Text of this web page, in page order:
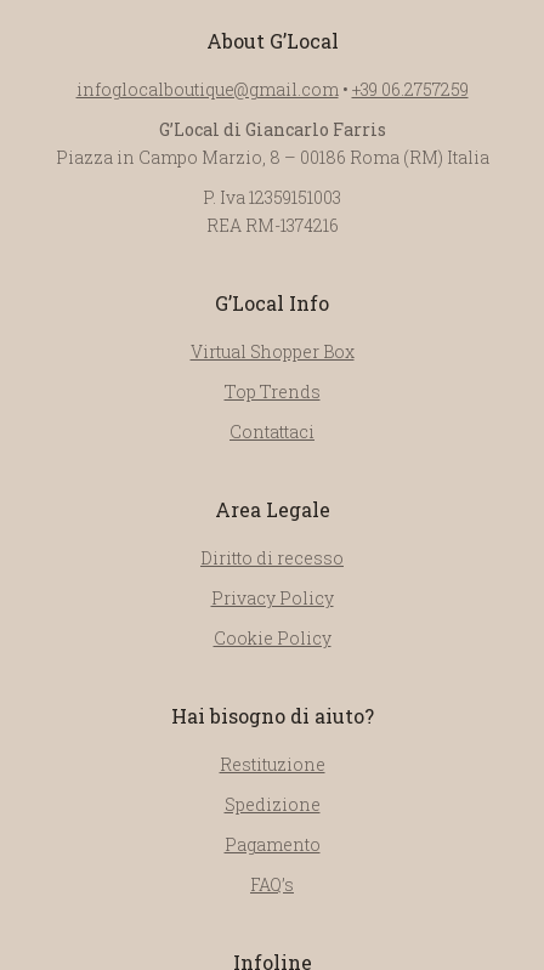
About G’Local
infoglocalboutique@gmail.com• +39 06.2757259
G’Local di Giancarlo Farris
Piazza in Campo Marzio, 8 – 00186 Roma (RM) Italia
P. Iva 12359151003
REA RM-1374216
G’Local Info
Virtual Shopper Box
Top Trends
Contattaci
Area Legale
Diritto di recesso
Privacy Policy
Cookie Policy
Hai bisogno di aiuto?
Restituzione
Spedizione
Pagamento
FAQ’s
Infoline